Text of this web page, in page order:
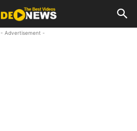
- Advertisement -